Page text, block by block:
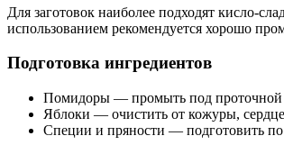
Для заготовок наиболее подходят кисло-
использованием рекомендуется хорошо
Подготовка ингредиентов
Помидоры — промыть под проточной
Яблоки — очистить от кожуры,
Специи и пряности — подготовить по